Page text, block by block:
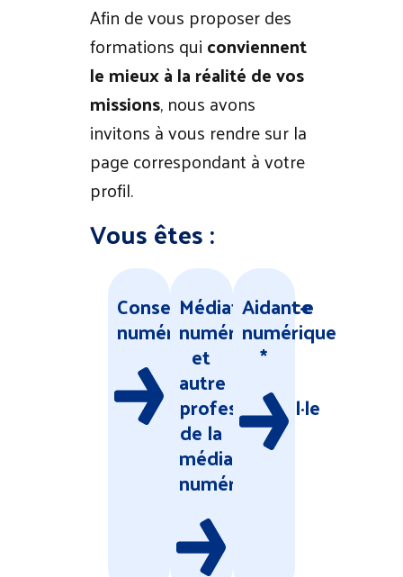
Afin de vous proposer des
formations quiconviennent
le mieux à la réalité de vos
missions, nous avons
invitons à vous rendre sur la
page correspondant à votre
profil.
Vous êtes :
Conseiller·ère
numérique
Médiateur·trice
numérique
et
autre
professionnel·le
de la
médiation
numérique
Aidant·e
numérique
*